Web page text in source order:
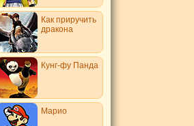
Как приручить
дракона
Кунг-фу Панда
Марио